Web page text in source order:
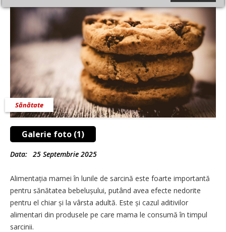
Galerie foto (1)
Sănătate
Data: 25 Septembrie 2025
Alimentația mamei în lunile de sarcină este foarte importantă
pentru sănătatea bebelușului, putând avea efecte nedorite
pentru el chiar și la vârsta adultă. Este și cazul aditivilor
alimentari din produsele pe care mama le consumă în timpul
sarcinii.